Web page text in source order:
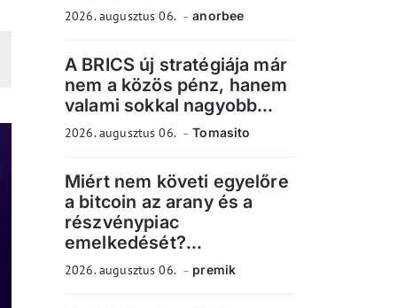
2026. augusztus 06. anorbee
A BRICS új stratégiája már
nem a közös pénz, hanem
valami sokkal nagyobb...
2026. augusztus 06. Tomasito
Miért nem követi egyelőre
a bitcoin az arany és a
részvénypiac
emelkedését?...
2026. augusztus 06. premik